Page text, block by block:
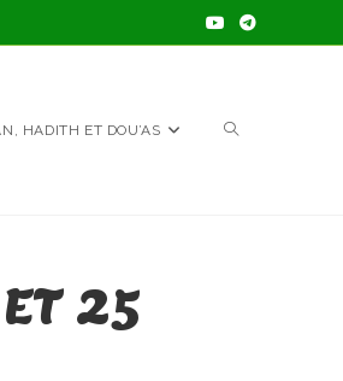
HADITH ET DOU’AS TOGGLE
25